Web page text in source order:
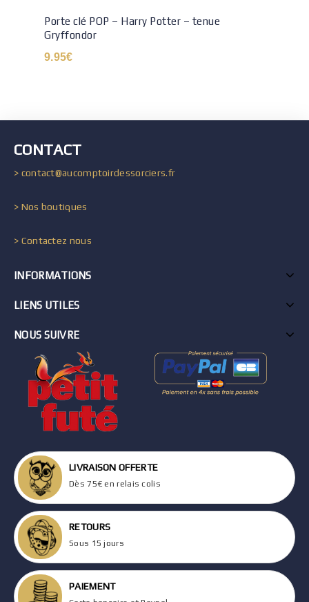
Porte clé POP – Harry Potter – tenue
Gryffondor
9.95€
CONTACT
> contact@aucomptoirdessorciers.fr
> Nos boutiques
> Contactez nous
INFORMATIONS
LIENS UTILES
NOUS SUIVRE
LIVRAISON OFFERTE
Dès 75€ en relais colis
RETOURS
Sous 15 jours
PAIEMENT